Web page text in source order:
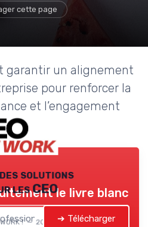
cette page
garantir un alignement
pour renforcer la
et l’engagement
solutions
les CEO
! — 2026
le livre blanc
➔ Télécharger